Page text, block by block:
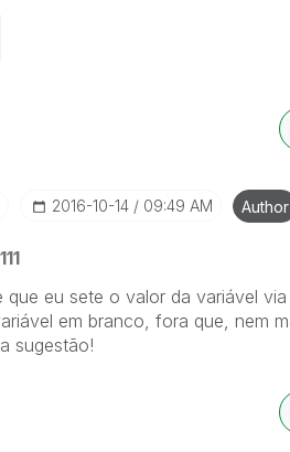
‎2016-10-14 09:49 AM Author
eu sete o valor da variável
em branco, fora que, nem
sugestão!